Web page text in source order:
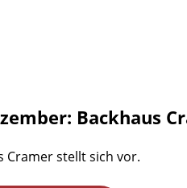
Backhaus
Cramer stellt sich vor.